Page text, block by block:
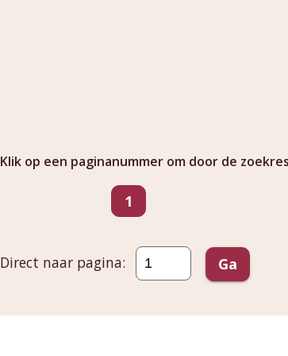
Klik op een paginanummer om door de
Ga naar pagina
pagina
1
Direct naar pagina: Ga